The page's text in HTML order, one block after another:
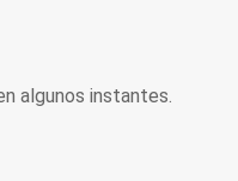
algunos instantes.